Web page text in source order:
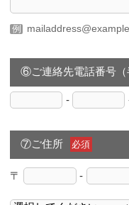
⑥ご連絡先電話番号（
-
⑦ご住所 必須
〒 -